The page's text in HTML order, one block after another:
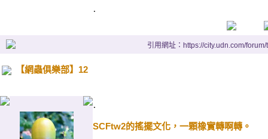
.
引用網址：https://city.udn.com/
【網蟲俱樂部】12
.
SCFtw2的搖擺文化，一顆橡實轉啊轉。